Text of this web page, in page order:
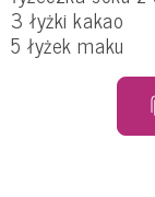
3 łyżki kakao
5 łyżek maku